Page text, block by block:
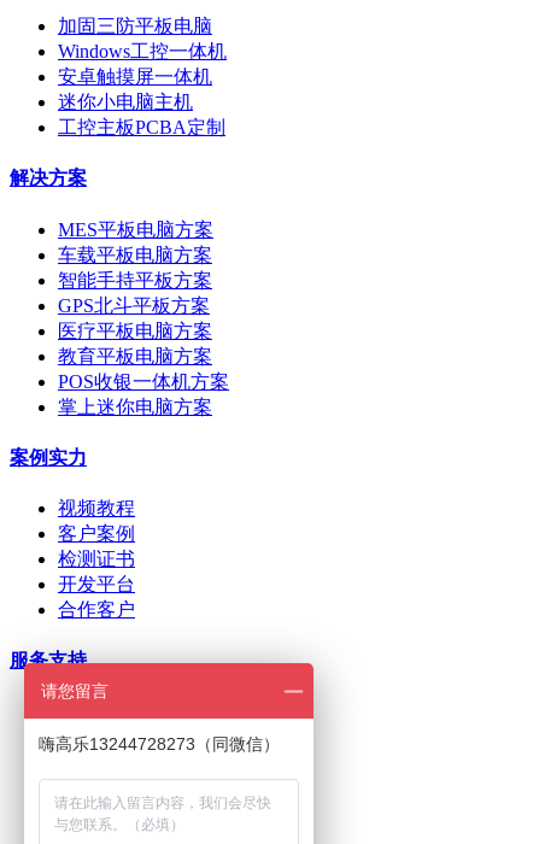
加固三防平板电脑
Windows工控一体机
安卓触摸屏一体机
迷你小电脑主机
工控主板PCBA定制
解决方案
MES平板电脑方案
车载平板电脑方案
智能手持平板方案
GPS北斗平板方案
医疗平板电脑方案
教育平板电脑方案
POS收银一体机方案
掌上迷你电脑方案
案例实力
视频教程
客户案例
检测证书
开发平台
合作客户
服务支持
在线下单
下载中心
请您留言
嗨高乐13244728273（同微信）